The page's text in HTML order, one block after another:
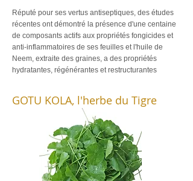
Réputé pour ses vertus antiseptiques, des études
récentes ont démontré la présence d'une centaine
de composants actifs aux propriétés fongicides et
anti-inflammatoires de ses feuilles et l'huile de
Neem, extraite des graines, a des propriétés
hydratantes, régénérantes et restructurantes
GOTU KOLA, l'herbe du Tigre